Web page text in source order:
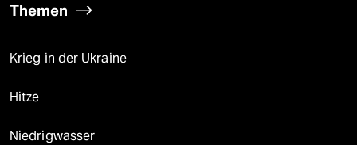
Themen
Krieg in der Ukraine
Hitze
Niedrigwasser